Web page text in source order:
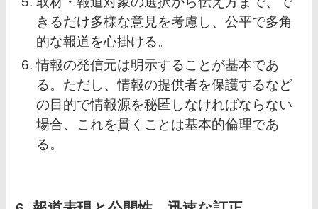
きるだけ多様な意見を考慮し、公平で多角
的な報道を心掛ける。
情報の発信元は明示することが基本であ
る。ただし、情報の提供者を保護するなど
の目的で情報源を秘匿しなければならない
場合、これを貫くことは基本的倫理であ
る。